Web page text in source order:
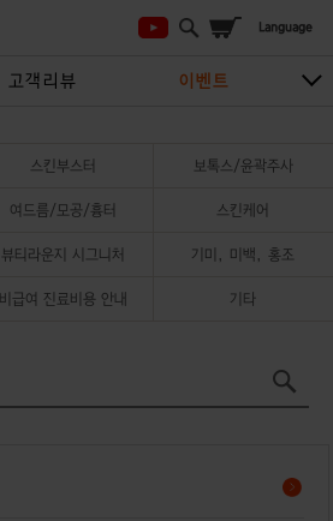
고객리뷰 이벤트
스킨부스터 보톡스/윤곽주사
여드름/모공/흉터 스킨케어
뷰티라운지 시그니처 기미, 미백, 홍조
비급여 진료비용 안내 기타